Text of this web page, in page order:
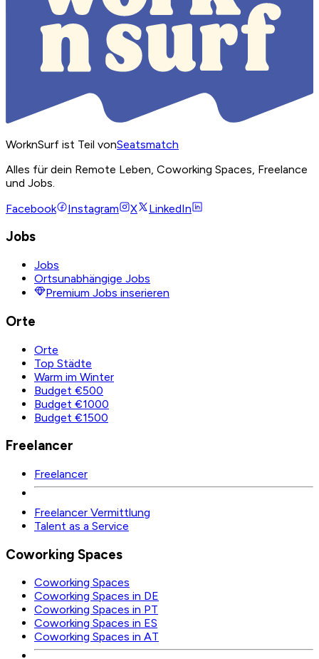
WorknSurf ist Teil vonSeatsmatch
Alles für dein Remote Leben, Coworking Spaces, Freelance
und Jobs.
Facebook
Instagram X LinkedIn
Jobs
Jobs
Ortsunabhängige Jobs
Premium Jobs inserieren
Orte
Orte
Top Städte
Warm im Winter
Budget €500
Budget €1000
Budget €1500
Freelancer
Freelancer
Freelancer Vermittlung
Talent as a Service
Coworking Spaces
Coworking Spaces
Coworking Spaces in DE
Coworking Spaces in PT
Coworking Spaces in ES
Coworking Spaces in AT